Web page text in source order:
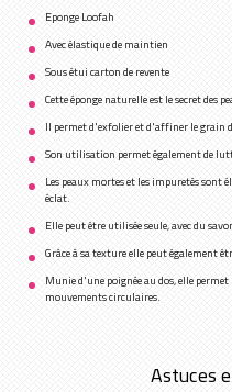
Eponge Loofah
Avec élastique de maintien
Sous étui carton de revente
Cette éponge naturelle est le secret des
Il permet d'exfolier et d'affiner le grain
Son utilisation permet également de
Les peaux mortes et les impuretés sont
éclat.
Elle peut être utilisée seule, avec du
Grâce à sa texture elle peut également
Munie d'une poignée au dos, elle
mouvements circulaires.
Astuces